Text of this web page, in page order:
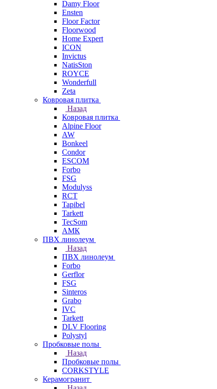
Damy Floor
Ensten
Floor Factor
Floorwood
Home Expert
ICON
Invictus
NatisSton
ROYCE
Wonderfull
Zeta
Ковровая плитка
Назад
Ковровая плитка
Alpine Floor
AW
Bonkeel
Condor
ESCOM
Forbo
FSG
Modulyss
RCT
Tapibel
Tarkett
TecSom
АМК
ПВХ линолеум
Назад
ПВХ линолеум
Forbo
Gerflor
FSG
Sinteros
Grabo
IVC
Tarkett
DLV Flooring
Polystyl
Пробковые полы
Назад
Пробковые полы
CORKSTYLE
Керамогранит